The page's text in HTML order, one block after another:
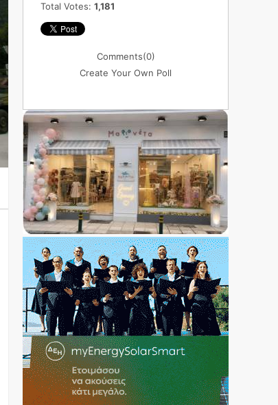
Total Votes: 1,181
Comments(0)
Create Your Own Poll